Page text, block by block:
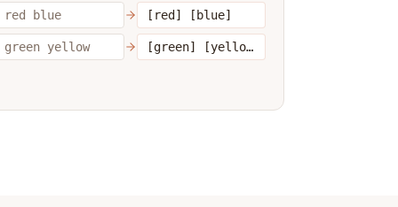
red blue [red] [blue]
green yellow [green] [yellow]